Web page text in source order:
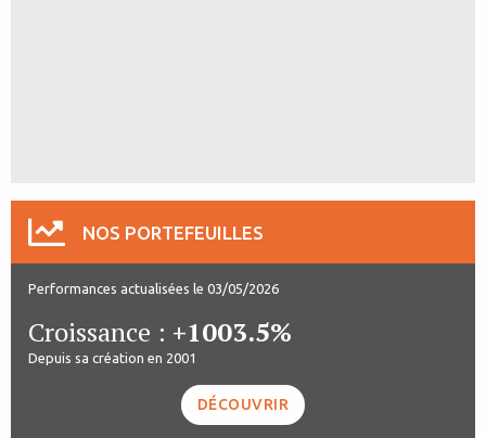
NOS PORTEFEUILLES
Performances actualisées le 03/05/2026
Croissance : +1003.5%
Depuis sa création en 2001
DÉCOUVRIR